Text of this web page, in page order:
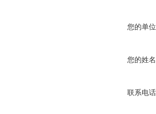
您的单
您的姓
联系电